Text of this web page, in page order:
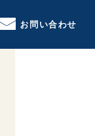
お問い合わせ